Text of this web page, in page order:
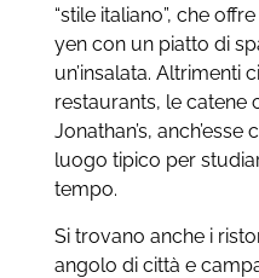
“stile italiano”, che offre
yen con un piatto di
un’insalata. Altrimenti
restaurants, le catene
Jonathan’s,
luogo tipico per
tempo.
Si trovano anche i
angolo di città e